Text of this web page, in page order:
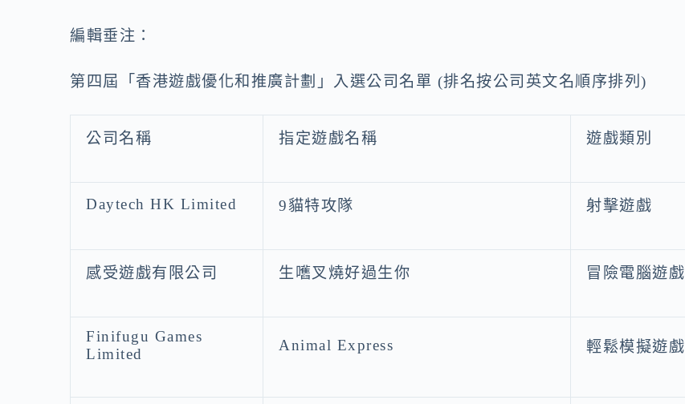
編輯垂注：
第四屆「香港遊戲優化和推廣計劃」入選公司名單 (排名按公司英文名順序排列)
公司名稱 指定遊戲名稱 遊戲類別
Daytech HK Limited 9貓特攻隊 射擊遊戲
感受遊戲有限公司 生嚿叉燒好過生你 冒險電腦遊戲
Finifugu Games
Limited
Animal Express 輕鬆模擬遊戲